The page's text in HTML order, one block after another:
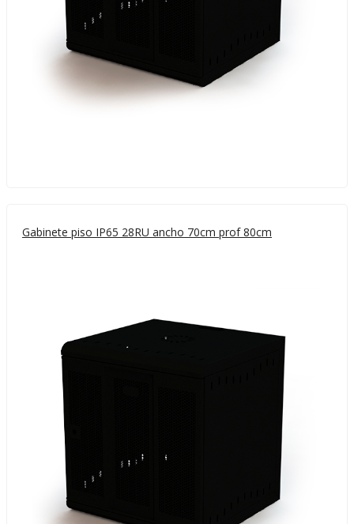
Gabinete piso IP65 28RU ancho 70cm prof 80cm